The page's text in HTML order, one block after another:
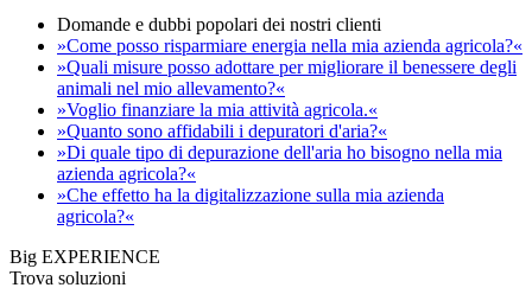
Domande e dubbi popolari dei nostri clienti
»Come posso risparmiare energia nella mia azienda agricola?«
»Quali misure posso adottare per migliorare il benessere degli
animali nel mio allevamento?«
»Voglio finanziare la mia attività agricola.«
»Quanto sono affidabili i depuratori d'aria?«
»Di quale tipo di depurazione dell'aria ho bisogno nella mia
azienda agricola?«
»Che effetto ha la digitalizzazione sulla mia azienda
agricola?«
Big EXPERIENCE
Trova soluzioni